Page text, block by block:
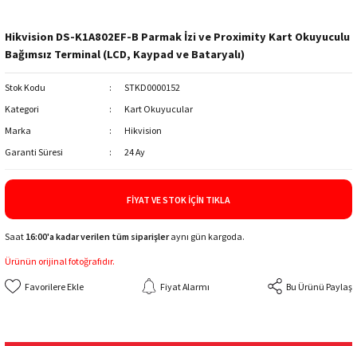
Hikvision DS-K1A802EF-B Parmak İzi ve Proximity Kart Okuyuculu
Bağımsız Terminal (LCD, Kaypad ve Bataryalı)
Stok Kodu
STKD0000152
Kategori
Kart Okuyucular
Marka
Hikvision
Garanti Süresi
24 Ay
FIYAT VE STOK İÇIN TIKLA
Saat 16:00'a kadar verilen tüm siparişleraynı gün kargoda.
Ürünün orijinal fotoğrafıdır.
Fiyat Alarmı Bu Ürünü Paylaş